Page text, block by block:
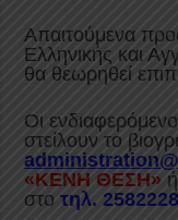
Απαιτούμενα
Ελληνικής και
θα θεωρηθεί
Οι
στείλουν το
«ΚΕΝΗ ΘΕΣΗ»
στοτηλ.